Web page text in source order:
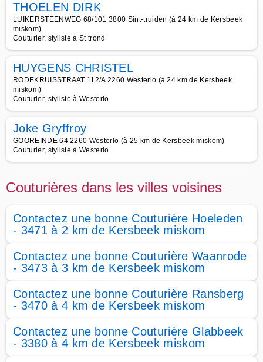
THOELEN DIRK
LUIKERSTEENWEG 68/101 3800 Sint-truiden (à 24 km de Kersbeek
miskom)
Couturier, styliste à St trond
HUYGENS CHRISTEL
RODEKRUISSTRAAT 112/A 2260 Westerlo (à 24 km de Kersbeek
miskom)
Couturier, styliste à Westerlo
Joke Gryffroy
GOOREINDE 64 2260 Westerlo (à 25 km de Kersbeek miskom)
Couturier, styliste à Westerlo
Couturières dans les villes voisines
Contactez une bonne Couturière Hoeleden
- 3471 à 2 km de Kersbeek miskom
Contactez une bonne Couturière Waanrode
- 3473 à 3 km de Kersbeek miskom
Contactez une bonne Couturière Ransberg
- 3470 à 4 km de Kersbeek miskom
Contactez une bonne Couturière Glabbeek
- 3380 à 4 km de Kersbeek miskom